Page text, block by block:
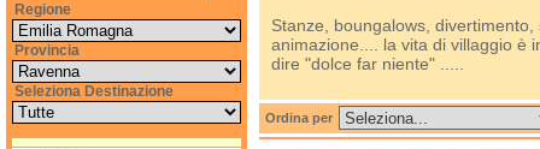
Stanze, boungalows,
animazione.... la vita di villaggio è
dire "dolce far niente" .....
Ordina per
Regione
Provincia
Seleziona Destinazione